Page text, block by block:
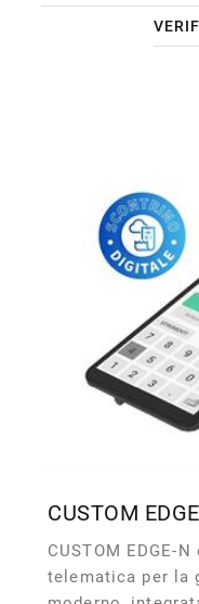
CUSTOM
CUSTOM EDGE-
telematica per la